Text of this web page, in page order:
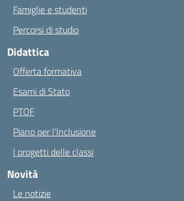
Famiglie e studenti
Percorsi di studio
Didattica
Offerta formativa
Esami di Stato
PTOF
Piano per l’Inclusione
I progetti delle classi
Novità
Le notizie